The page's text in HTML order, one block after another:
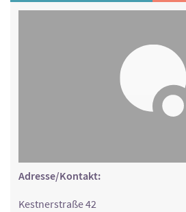
Adresse/Kontakt:
Kestnerstraße 42